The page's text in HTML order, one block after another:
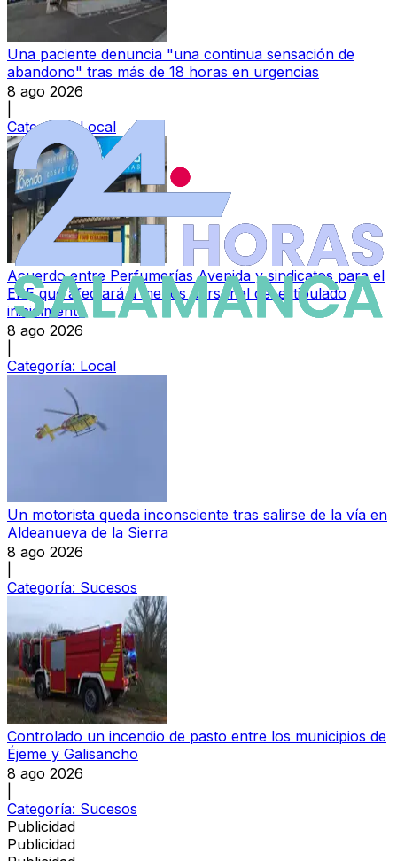
Una paciente denuncia "una continua sensación de
abandono" tras más de 18 horas en urgencias
8 ago 2026
Categoría:Local
Acuerdo entre Perfumerías Avenida y sindicatos para el
ERE que afectará a menos personal del estipulado
inicialmente
8 ago 2026
Categoría: Local
Un motorista queda inconsciente tras salirse de la vía en
Aldeanueva de la Sierra
8 ago 2026
Categoría: Sucesos
Controlado un incendio de pasto entre los municipios de
Éjeme y Galisancho
8 ago 2026
Categoría: Sucesos
Publicidad
Publicidad